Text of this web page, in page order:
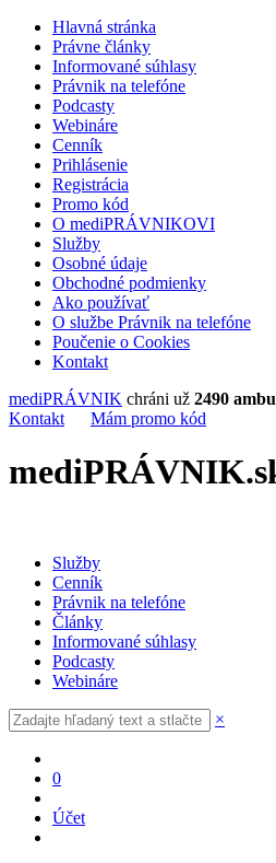
Hlavná stránka
Právne články
Informované súhlasy
Právnik na telefóne
Podcasty
Webináre
Cenník
Prihlásenie
Registrácia
Promo kód
O mediPRÁVNIKOVI
Služby
Osobné údaje
Obchodné podmienky
Ako používať
O službe Právnik na telefóne
Poučenie o Cookies
Kontakt
mediPRÁVNIK chráni už 2490
Kontakt
Mám promo kód
Služby
Cenník
Právnik na telefóne
Články
Informované súhlasy
Podcasty
Webináre
×
0
Účet